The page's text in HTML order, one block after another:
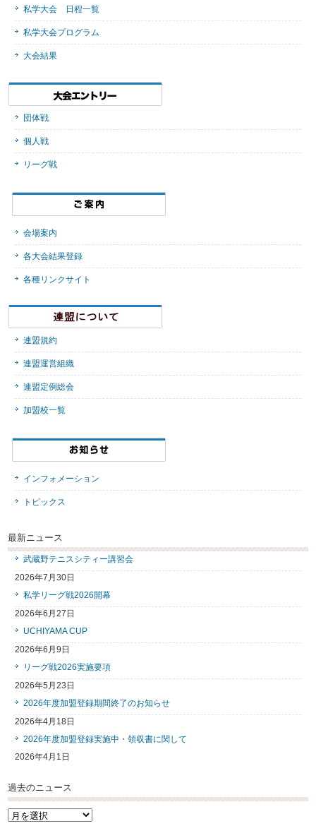
私学大会 日程一覧
私学大会プログラム
大会結果
団体戦
個人戦
リーグ戦
会場案内
各大会結果登録
各種リンクサイト
連盟規約
連盟運営組織
連盟定例総会
加盟校一覧
インフォメーション
トピックス
最新ニュース
武蔵野テニスシティー講習会
2026年7月30日
私学リーグ戦2026開幕
2026年6月27日
UCHIYAMA CUP
2026年6月9日
リーグ戦2026実施要項
2026年5月23日
2026年度加盟登録期間終了のお知らせ
2026年4月18日
2026年度加盟登録実施中・領収書に関して
2026年4月1日
過去のニュース
過